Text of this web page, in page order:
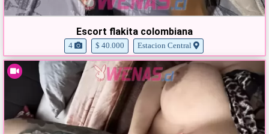
Escort flakita colombiana
4 $ 40.000 Estacion Central